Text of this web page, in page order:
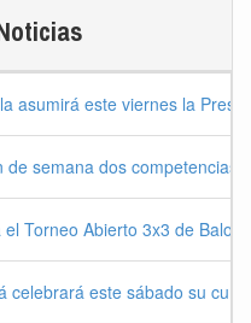
asumirá este viernes la
de semana dos competencias
Torneo Abierto 3x3 de
celebrará este sábado su